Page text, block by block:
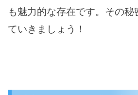
も魅力的な存在です。その秘
ていきましょう！